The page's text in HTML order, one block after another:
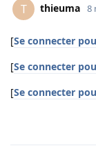
T thieuma 8
[Se connecter
[Se connecter
[Se connecter